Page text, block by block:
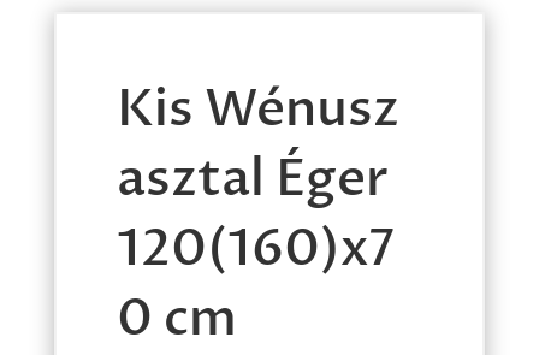
Kis Wénusz
asztal Éger
120(160)x7
0 cm